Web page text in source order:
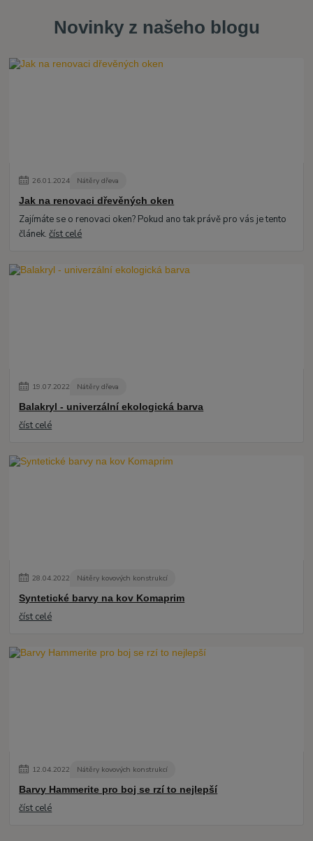
Novinky z našeho blogu
26.01.2024 Nátěry dřeva
Jak na renovaci dřevěných oken
Zajímáte se o renovaci oken? Pokud ano tak právě pro vás je tento
článek.číst celé
19.07.2022 Nátěry dřeva
Balakryl - univerzální ekologická barva
číst celé
28.04.2022 Nátěry kovových konstrukcí
Syntetické barvy na kov Komaprim
číst celé
12.04.2022 Nátěry kovových konstrukcí
Barvy Hammerite pro boj se rzí to nejlepší
číst celé